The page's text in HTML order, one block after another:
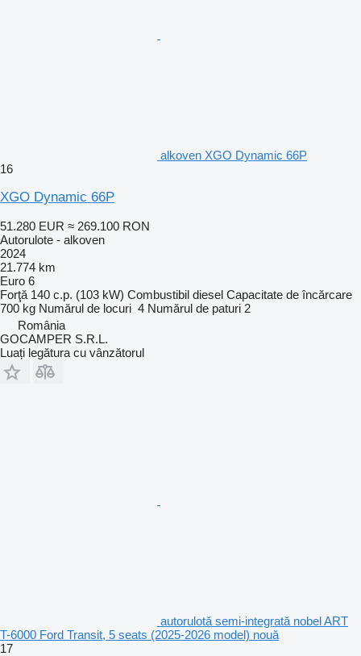
alkoven XGO Dynamic 66P
16
XGO Dynamic 66P
51.280 EUR ≈ 269.100 RON
Autorulote - alkoven
2024
21.774 km
Euro 6
Forţă 140 c.p. (103 kW) Combustibil diesel Capacitate de încărcare
700 kg Numărul de locuri 4 Numărul de paturi 2
România
GOCAMPER S.R.L.
Luați legătura cu vânzătorul
autorulotă semi-integrată nobel ART
T-6000 Ford Transit, 5 seats (2025-2026 model) nouă
17